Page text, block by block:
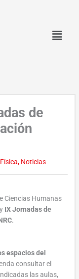
de
, Noticias
Ciencias Humanas
y IX Jornadas de
.
espacios del
consultar el
las aulas,